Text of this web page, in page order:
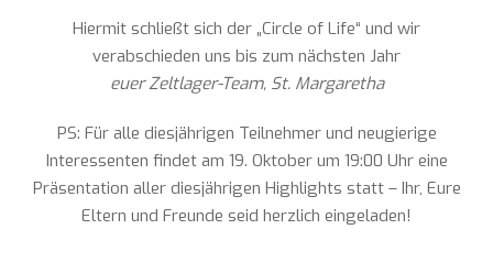
Hiermit schließt sich der „Circle of Life“ und wir
verabschieden uns bis zum nächsten Jahr
euer Zeltlager-Team, St. Margaretha
PS: Für alle diesjährigen Teilnehmer und neugierige
Interessenten findet am 19. Oktober um 19:00 Uhr eine
Präsentation aller diesjährigen Highlights statt – Ihr, Eure
Eltern und Freunde seid herzlich eingeladen!